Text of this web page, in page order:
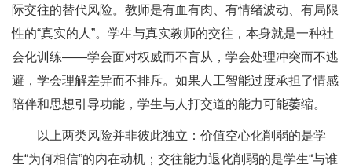
际交往的替代风险。教师是有血有肉、有情绪波动、有局限
性的“真实的人”。学生与真实教师的交往，本身就是一种社
会化训练——学会面对权威而不盲从，学会处理冲突而不逃
避，学会理解差异而不排斥。如果人工智能过度承担了情感
陪伴和思想引导功能，学生与人打交道的能力可能萎缩。
以上两类风险并非彼此独立：价值空心化削弱的是学
生“为何相信”的内在动机；交往能力退化削弱的是学生“与谁